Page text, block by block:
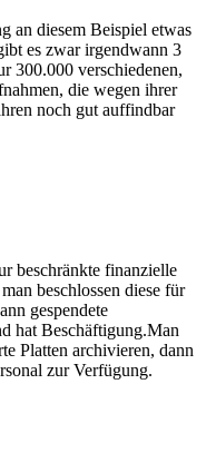
an diesem Beispiel etwas
es zwar irgendwann 3
300.000 verschiedenen,
die wegen ihrer
noch gut auffindbar
beschränkte finanzielle
beschlossen diese für
gespendete
hat Beschäftigung.Man
Platten archivieren, dann
zur Verfügung.